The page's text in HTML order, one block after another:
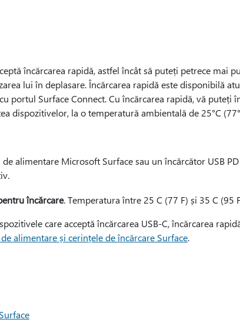
încărcarea rapidă, astfel încât să puteți petrece mai
lui în deplasare. Încărcarea rapidă este disponibilă
portul Surface Connect. Cu încărcarea rapidă, vă puteți
dispozitivelor, la o temperatură ambientală de 25°C
alimentare Microsoft Surface sau un încărcător USB
încărcare. Temperatura între 25 C (77 F) și 35 C (95
care acceptă încărcarea USB-C, încărcarea
alimentare și cerințele de încărcare Surface.